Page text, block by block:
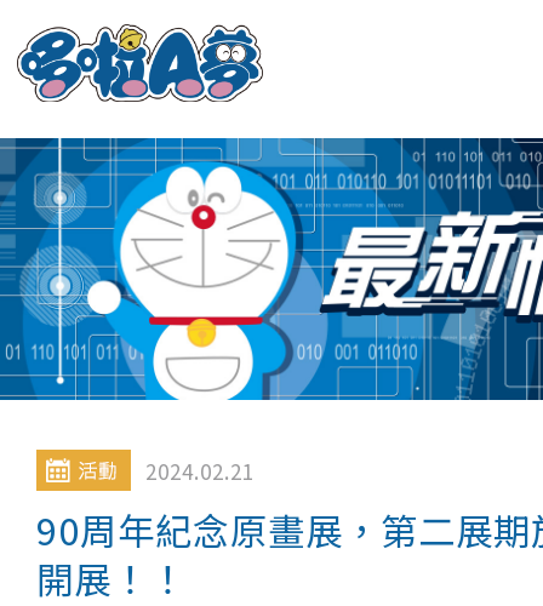
2024.02.21
90周年紀念原畫展，第二展
開展！！